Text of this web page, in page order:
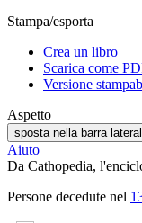
Stampa/esporta
Crea un libro
Scarica come
Versione
Aspetto
sposta nella barra
Aiuto
Da Cathopedia,
Persone decedute nel